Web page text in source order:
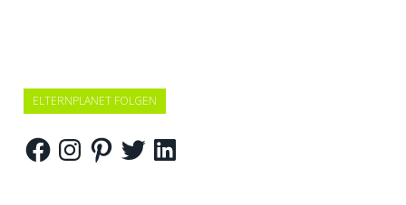
ELTERNPLANET FOLGEN
FacebookInstagramPinterestTwitterLinkedIn